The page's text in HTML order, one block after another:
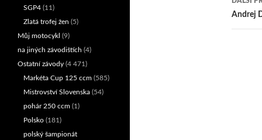
Andrej
SGP4 (11)
Zlatá trofej žen (5)
Můj motocykl (9)
na jiných závodištích (4)
Ostatní závody (4 471)
Markéta Cup 125 ccm (585)
Mistrovství Slovenska (54)
pohár 250 ccm (1)
Polsko (181)
polský šampionát